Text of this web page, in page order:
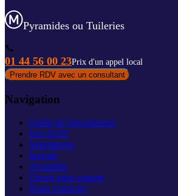
Pyramides ou Tuileries
📞
01 44 56 00 23Prix d'un appel local
Prendre RDV avec un consultant
Navigation
Guide de l'investisseur
Nos SCPI
Simulateurs
Investir
Actualités
Ouvrir mon compte
Nous contacter